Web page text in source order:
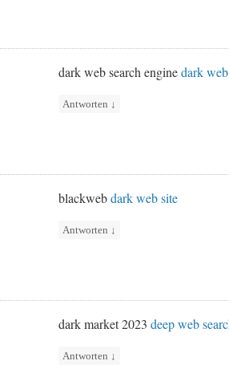
dark web search enginedark
Antworten ↓
blackwebdark web site
Antworten ↓
dark market 2023 deep web
Antworten ↓